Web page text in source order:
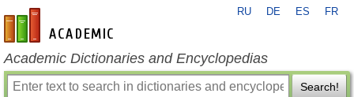
en-academic.com
RU DE ES FR
Academic Dictionaries and Encyclopedias
Search!